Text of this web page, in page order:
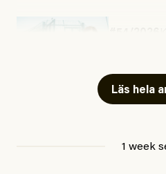
Läs hela
1 week